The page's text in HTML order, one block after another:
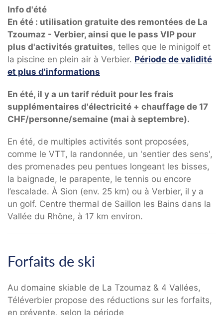
Info d'été
En été : utilisation gratuite des remontées de La
Tzoumaz - Verbier, ainsi que le pass VIP pour
plus d'activités gratuites, telles que le minigolf et
la piscine en plein air à Verbier. Période de validité
et plus d'informations
En été, il y a un tarif réduit pour les frais
supplémentaires d'électricité + chauffage de 17
CHF/personne/semaine (mai à septembre).
En été, de multiples activités sont proposées,
comme le VTT, la randonnée, un 'sentier des sens',
des promenades peu pentues longeant les bisses,
la baignade, le parapente, le tennis ou encore
l’escalade. À Sion (env. 25 km) ou à Verbier, il y a
un golf. Centre thermal de Saillon les Bains dans la
Vallée du Rhône, à 17 km environ.
Forfaits de ski
Au domaine skiable de La Tzoumaz & 4 Vallées,
Téléverbier propose des réductions sur les forfaits,
en prévente, selon la période